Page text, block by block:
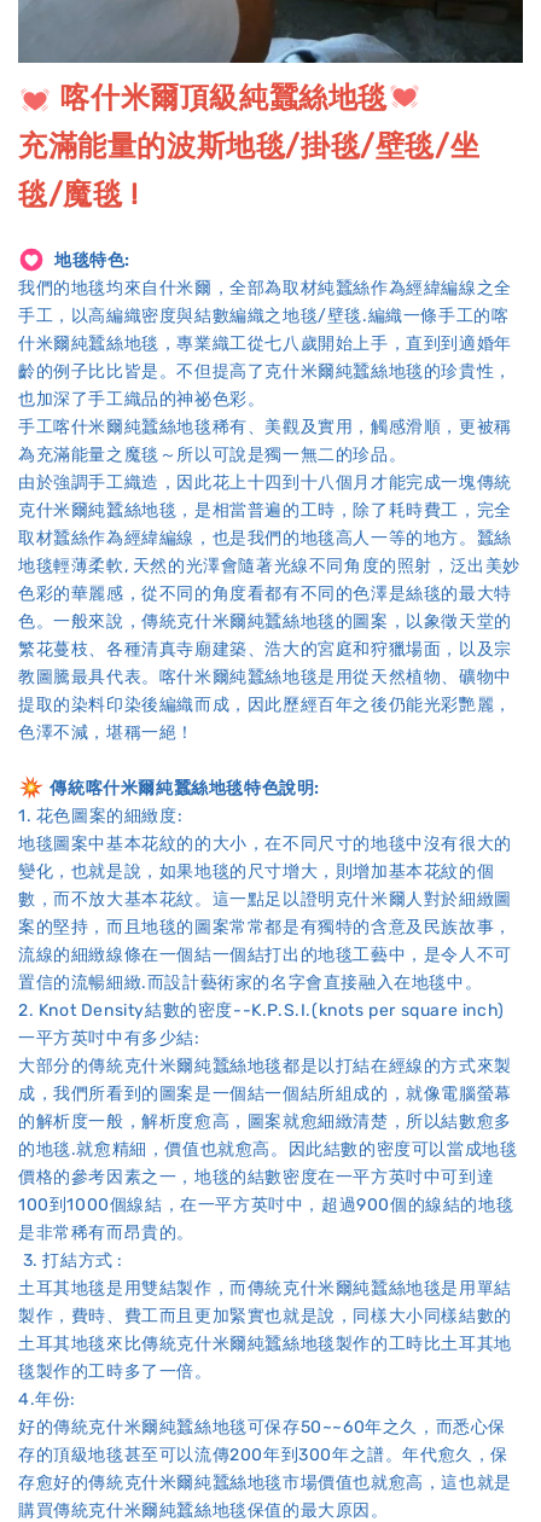
喀什米爾頂級純蠶絲地毯
充滿能量的波斯地毯/掛毯/壁毯/坐
毯/魔毯 !
地毯特色:
我們的地毯均來自什米爾，全部為取材純蠶絲作為經緯編線之全
手工，以高編織密度與結數編織之地毯/壁毯.編織一條手工的喀
什米爾純蠶絲地毯，專業織工從七八歲開始上手，直到到適婚年
齡的例子比比皆是。不但提高了克什米爾純蠶絲地毯的珍貴性，
也加深了手工織品的神祕色彩。
手工喀什米爾純蠶絲地毯稀有、美觀及實用，觸感滑順，更被稱
為充滿能量之魔毯～所以可說是獨一無二的珍品。
由於強調手工織造，因此花上十四到十八個月才能完成一塊傳統
克什米爾純蠶絲地毯，是相當普遍的工時，除了耗時費工，完全
取材蠶絲作為經緯編線，也是我們的地毯高人一等的地方。蠶絲
地毯輕薄柔軟, 天然的光澤會隨著光線不同角度的照射，泛出美妙
色彩的華麗感，從不同的角度看都有不同的色澤是絲毯的最大特
色。一般來說，傳統克什米爾純蠶絲地毯的圖案，以象徵天堂的
繁花蔓枝、各種清真寺廟建築、浩大的宮庭和狩獵場面，以及宗
教圖騰最具代表。喀什米爾純蠶絲地毯是用從天然植物、礦物中
提取的染料印染後編織而成，因此歷經百年之後仍能光彩艷麗，
色澤不減，堪稱一絕！
傳統喀什米爾純蠶絲地毯特色說明:
1. 花色圖案的細緻度:
地毯圖案中基本花紋的的大小，在不同尺寸的地毯中沒有很大的
變化，也就是說，如果地毯的尺寸增大，則增加基本花紋的個
數，而不放大基本花紋。這一點足以證明克什米爾人對於細緻圖
案的堅持，而且地毯的圖案常常都是有獨特的含意及民族故事，
流線的細緻線條在一個結一個結打出的地毯工藝中，是令人不可
置信的流暢細緻.而設計藝術家的名字會直接融入在地毯中。
2. Knot Density結數的密度--K.P.S.I.(knots per square inch)
一平方英吋中有多少結:
大部分的傳統克什米爾純蠶絲地毯都是以打結在經線的方式來製
成，我們所看到的圖案是一個結一個結所組成的，就像電腦螢幕
的解析度一般，解析度愈高，圖案就愈細緻清楚，所以結數愈多
的地毯.就愈精細，價值也就愈高。因此結數的密度可以當成地毯
價格的參考因素之一，地毯的結數密度在一平方英吋中可到達
100到1000個線結，在一平方英吋中，超過900個的線結的地毯
是非常稀有而昂貴的。
3. 打結方式 :
土耳其地毯是用雙結製作，而傳統克什米爾純蠶絲地毯是用單結
製作，費時、費工而且更加緊實也就是說，同樣大小同樣結數的
土耳其地毯來比傳統克什米爾純蠶絲地毯製作的工時比土耳其地
毯製作的工時多了一倍。
4.年份:
好的傳統克什米爾純蠶絲地毯可保存50~~60年之久，而悉心保
存的頂級地毯甚至可以流傳200年到300年之譜。年代愈久，保
存愈好的傳統克什米爾純蠶絲地毯市場價值也就愈高，這也就是
購買傳統克什米爾純蠶絲地毯保值的最大原因。